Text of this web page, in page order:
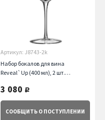
Артикул: J8743-2k
Набор бокалов для вина
Reveal`Up (400 мл), 2 шт.
3 080 руб.
СООБЩИТЬ О ПОСТУПЛЕНИИ